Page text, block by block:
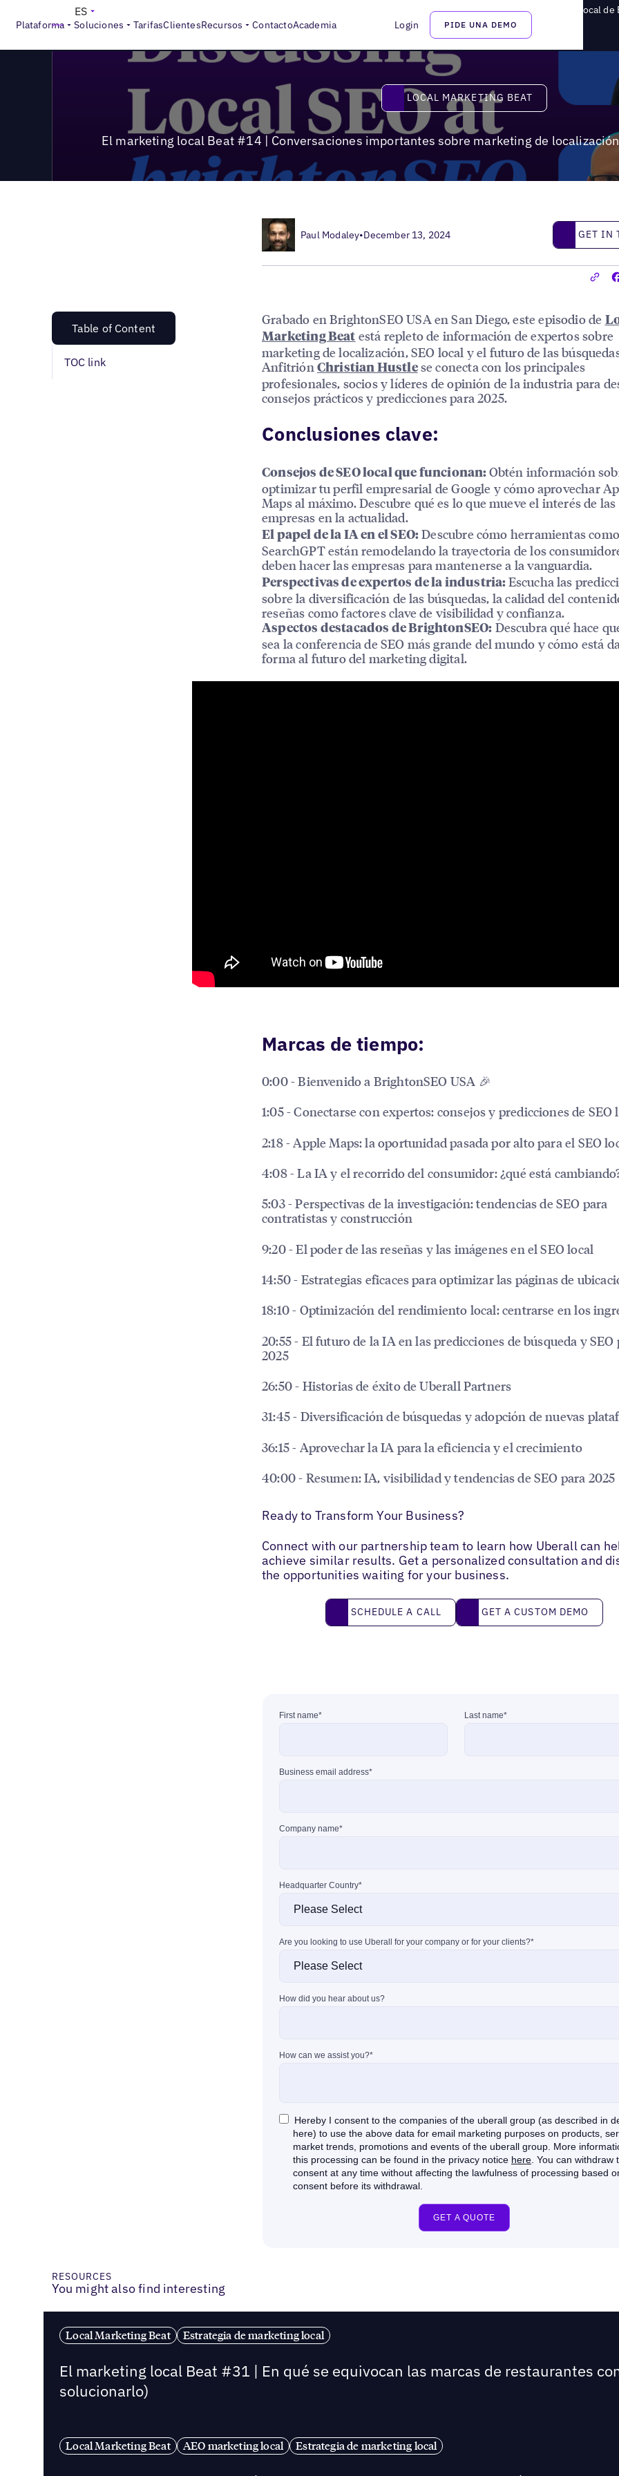
Plataforma Soluciones TarifasClientesRecursos ContactoAcademia Login PIDE UNA DEMO
ES
Local Marketing Beat El marketing local Beat #14 | Conversaciones importantes sobre marketing de localización y SEO local de
Local Marketing Beat
LOCAL MARKETING BEAT
El marketing local Beat #14 | Conversaciones importantes sobre marketing de localización
Paul Modaley•December 13, 2024 Get inGET IN
Table of Content
TOC link
Grabado en BrightonSEO USA en San Diego, este episodio de
Marketing Beat está repleto de información de expertos sobre
marketing de localización, SEO local y el futuro de las
Anfitrión Christian Hustlese conecta con los principales
profesionales, socios y líderes de opinión de la industria para
consejos prácticos y predicciones para 2025.
Conclusiones clave:
Consejos de SEO local que funcionan: Obtén información
optimizar tu perfil empresarial de Google y cómo aprovechar
Maps al máximo. Descubre qué es lo que mueve el interés de las
empresas en la actualidad.
El papel de la IA en el SEO: Descubre cómo herramientas como
SearchGPT están remodelando la trayectoria de los
deben hacer las empresas para mantenerse a la vanguardia.
Perspectivas de expertos de la industria: Escucha las
sobre la diversificación de las búsquedas, la calidad del
reseñas como factores clave de visibilidad y confianza.
Aspectos destacados de BrightonSEO: Descubra qué hace
sea la conferencia de SEO más grande del mundo y cómo está
forma al futuro del marketing digital.
Marcas de tiempo:
0:00 - Bienvenido a BrightonSEO USA 🎉
1:05 - Conectarse con expertos: consejos y predicciones de SEO
2:18 - Apple Maps: la oportunidad pasada por alto para el SEO
4:08 - La IA y el recorrido del consumidor: ¿qué está
5:03 - Perspectivas de la investigación: tendencias de SEO para
contratistas y construcción
9:20 - El poder de las reseñas y las imágenes en el SEO local
14:50 - Estrategias eficaces para optimizar las páginas de
18:10 - Optimización del rendimiento local: centrarse en los
20:55 - El futuro de la IA en las predicciones de búsqueda y SEO
2025
26:50 - Historias de éxito de Uberall Partners
31:45 - Diversificación de búsquedas y adopción de nuevas
36:15 - Aprovechar la IA para la eficiencia y el crecimiento
40:00 - Resumen: IA, visibilidad y tendencias de SEO para 2025
Ready to Transform Your Business?
Connect with our partnership team to learn how Uberall can
achieve similar results. Get a personalized consultation and
the opportunities waiting for your business.
Schedule a call
SCHEDULE A CALL Get a custom demo
GET A CUSTOM DEMO
RESOURCES
You might also find interesting
Local Marketing Beat Estrategia de marketing local
El marketing local Beat #31 | En qué se equivocan las marcas de restaurantes
solucionarlo)
Local Marketing Beat AEO marketing local Estrategia de marketing local